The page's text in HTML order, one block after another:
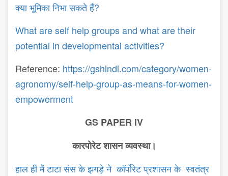
क्या भूमिका निभा सकते हैं?
What are self help groups and what are their
potential in developmental activities?
Reference: https://gshindi.com/category/women-
agronomy/self-help-group-as-means-for-women-
empowerment
GS PAPER IV
कारपोरेटशासनव्यवस्था।
हाल ही में टाटा संस के झगड़े ने कॉर्पोरेट प्रशासन के स्वतंत्र